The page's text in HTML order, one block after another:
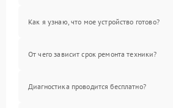
Как я узнаю, что мое устройство готово?
От чего зависит срок ремонта техники?
Диагностика проводится бесплатно?